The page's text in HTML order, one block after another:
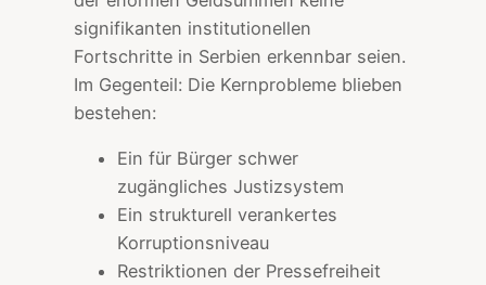
signifikanten institutionellen
Fortschritte in Serbien erkennbar seien.
Im Gegenteil: Die Kernprobleme blieben
bestehen:
Ein für Bürger schwer
zugängliches Justizsystem
Ein strukturell verankertes
Korruptionsniveau
Restriktionen der Pressefreiheit